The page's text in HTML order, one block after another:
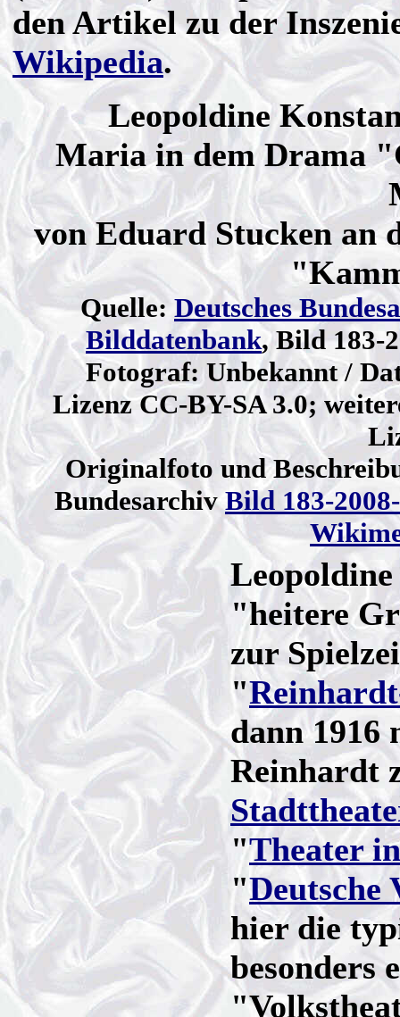
den Artikel zu der
Wikipedia.
Leopoldine
Maria in dem Drama
vonEduard Stucken an
Quelle: Deutsches
Bilddatenbank, Bild 183-
Fotograf: Unbekannt /
Lizenz CC-BY-SA 3.0;
Originalfoto und
BundesarchivBild 183-
"heitere
zur
"
dann 1916
Reinhardt
"Theater
"Deutsche
hier die
besonders